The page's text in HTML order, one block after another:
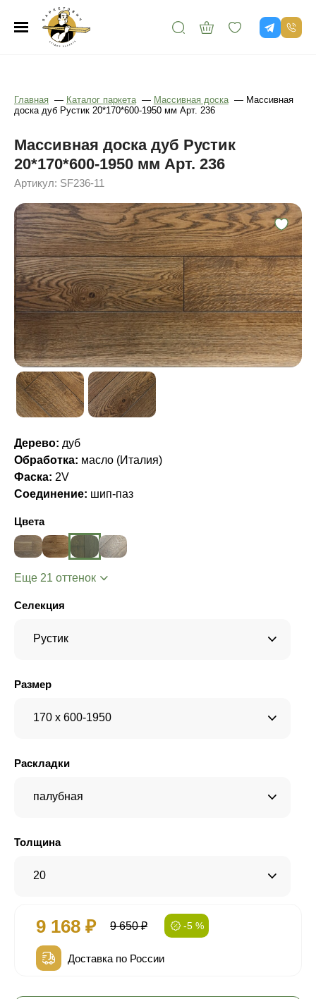
Главная — Каталог паркета — Массивная доска — Массивная
доска дуб Рустик 20*170*600-1950 мм Арт. 236
Массивная доска дуб Рустик
20*170*600-1950 мм Арт. 236
Артикул: SF236-11
Дерево: дуб
Обработка: масло (Италия)
Фаска: 2V
Соединение: шип-паз
Цвета
Еще 21 оттенок
Селекция
Рустик
Размер
170 x 600-1950
Раскладки
палубная
Толщина
20
9 168 ₽ 9 650 ₽ -5 %
Доставка по России